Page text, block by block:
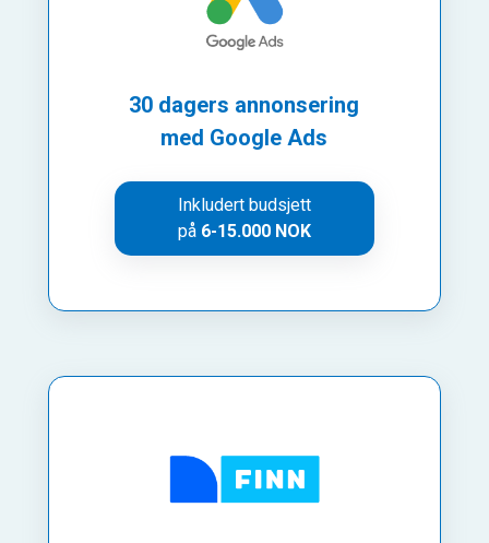
30 dagers annonsering
med Google Ads
Inkludert budsjett
på 6-15.000 NOK